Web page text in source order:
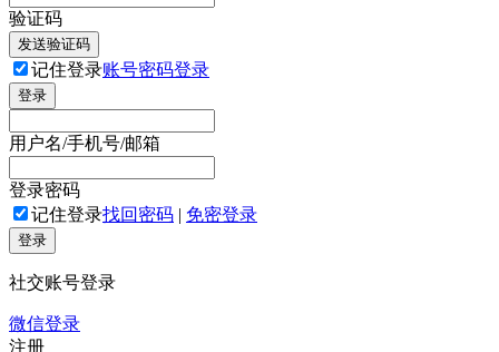
验证码
发送验证码
记住登录账号密码登录
登录
用户名/手机号/邮箱
登录密码
记住登录找回密码 | 免密登录
登录
社交账号登录
微信登录
注册